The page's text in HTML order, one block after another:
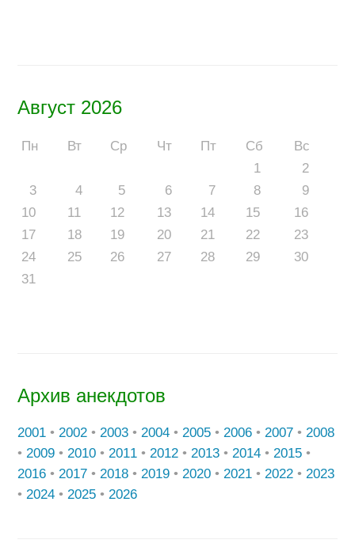
Август 2026
Пн Вт Ср Чт Пт Сб
Вс
1
2
3
4 5 6 7 8
9
10
11 12 13 14 15
16
17
18 19 20 21 22
23
24
25 26 27 28 29
30
31
Архив анекдотов
2001 • 2002 • 2003 • 2004 • 2005 • 2006 • 2007 • 2008
• 2009 • 2010 • 2011 • 2012 • 2013 • 2014 • 2015 •
2016 • 2017 • 2018 • 2019 • 2020 • 2021 • 2022 • 2023
• 2024 • 2025 • 2026